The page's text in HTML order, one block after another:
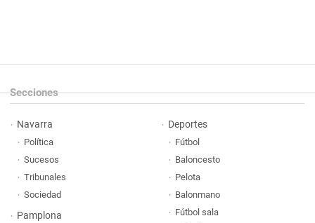
Secciones
Navarra
Política
Sucesos
Tribunales
Sociedad
Pamplona
Deportes
Fútbol
Baloncesto
Pelota
Balonmano
Fútbol sala